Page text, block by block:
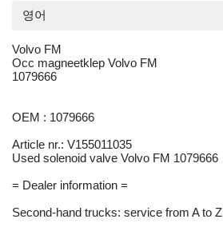
영어
Volvo FM
Occ magneetklep Volvo FM
1079666
OEM : 1079666
Article nr.: V155011035
Used solenoid valve Volvo FM 1079666
= Dealer information =
Second-hand trucks: service from A to Z